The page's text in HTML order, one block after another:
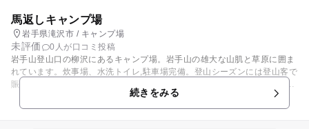
馬返しキャンプ場
岩手県滝沢市 / キャンプ場
未評価
0人が口コミ投稿
岩手山登山口の柳沢にあるキャンプ場。岩手山の雄大な山肌と草原に囲ま
れています。炊事場、水洗トイレ,駐車場完備。登山シーズンには登山客で
賑わいます。近くに「鬼又清水」が湧いています。登山客だけでなく、日
常の飲料水、料理水として汲みに来る人も多い人気の湧水です。キャンプ
場ご利用の際は、ぜひこの湧水を堪能下さい。協力金を募り運営していま
続きをみる